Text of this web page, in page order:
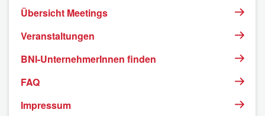
Übersicht Meetings
Veranstaltungen
BNI-UnternehmerInnen finden
FAQ
Impressum